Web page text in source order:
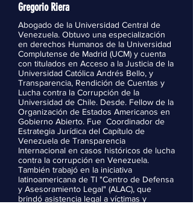
Gregorio Riera
Abogado de la Universidad Central de
Venezuela. Obtuvo una especialización
en derechos Humanos de la Universidad
Complutense de Madrid (UCM) y cuenta
con titulados en Acceso a la Justicia de la
Universidad Católica Andrés Bello, y
Transparencia, Rendición de Cuentas y
Lucha contra la Corrupción de la
Universidad de Chile. Desde. Fellow de la
Organización de Estados Americanos en
Gobierno Abierto. Fue Coordinador de
Estrategia Jurídica del Capítulo de
Venezuela de Transparencia
Internacional en casos históricos de lucha
contra la corrupción en Venezuela.
También trabajó en la iniciativa
latinoamericana de TI "Centro de Defensa
y Asesoramiento Legal" (ALAC), que
brindó asistencia legal a víctimas y